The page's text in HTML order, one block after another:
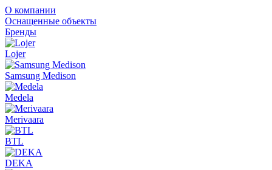
О компании
Оснащенные объекты
Бренды
Lojer
Samsung Medison
Medela
Merivaara
BTL
DEKA